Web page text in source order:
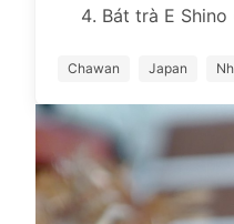
Bát trà E Shino
Chawan Japan